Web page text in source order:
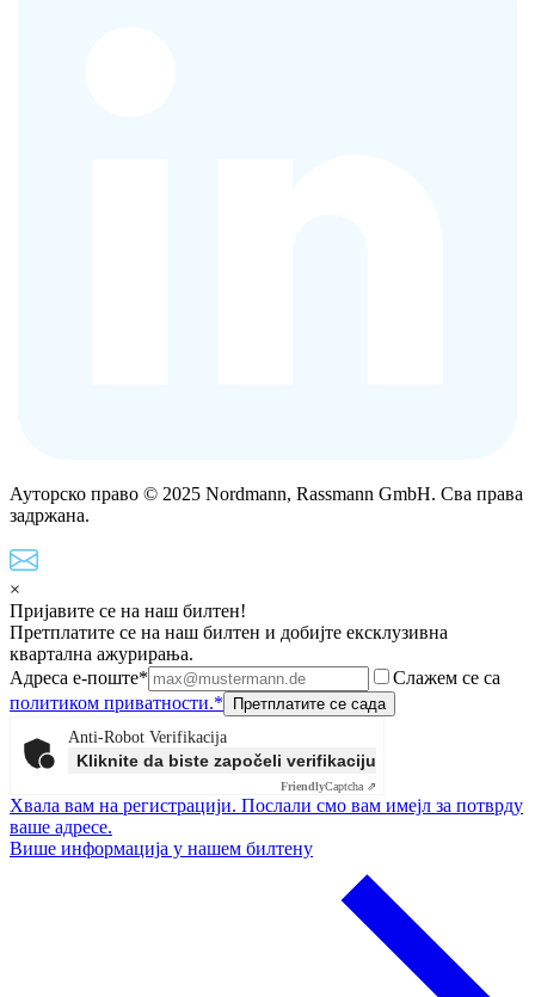
Ауторско право © 2025 Nordmann, Rassmann GmbH. Сва права
задржана.
×
Пријавите се на наш билтен!
Претплатите се на наш билтен и добијте ексклузивна
квартална ажурирања.
Адреса е-поште*
Слажем се са
политиком приватности.*
Anti-Robot Verifikacija
Kliknite da biste započeli verifikaciju
FriendlyCaptcha ⇗
Хвала вам на регистрацији. Послали смо вам имејл за потврду
ваше адресе.
Више информација у нашем билтену